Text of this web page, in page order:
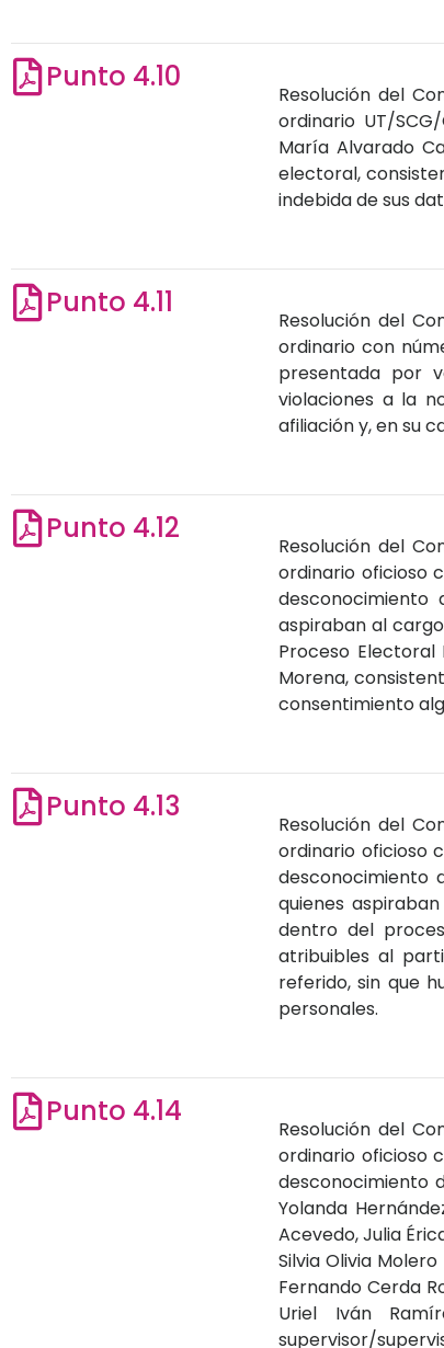
Punto 4.10
Resolución del
ordinario UT/
María Alvarado
electoral,
indebida de sus
Punto 4.11
Resolución del
ordinario con
presentada por
violaciones a la
afiliación y, en su
Punto 4.12
Resolución del
ordinario oficioso
desconocimiento
aspiraban al
Proceso
Morena,
consentimiento
Punto 4.13
Resolución del
ordinario oficioso
desconocimiento
quienes
dentro del
atribuibles al
referido, sin que
personales.
Punto 4.14
Resolución del
ordinario oficioso
desconocimiento
Yolanda
Acevedo, Julia
Silvia Olivia
Fernando Cerda
Uriel Iván
supervisor/